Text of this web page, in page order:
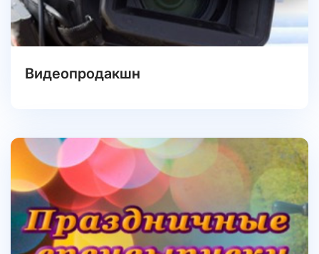
Видеопродакшн